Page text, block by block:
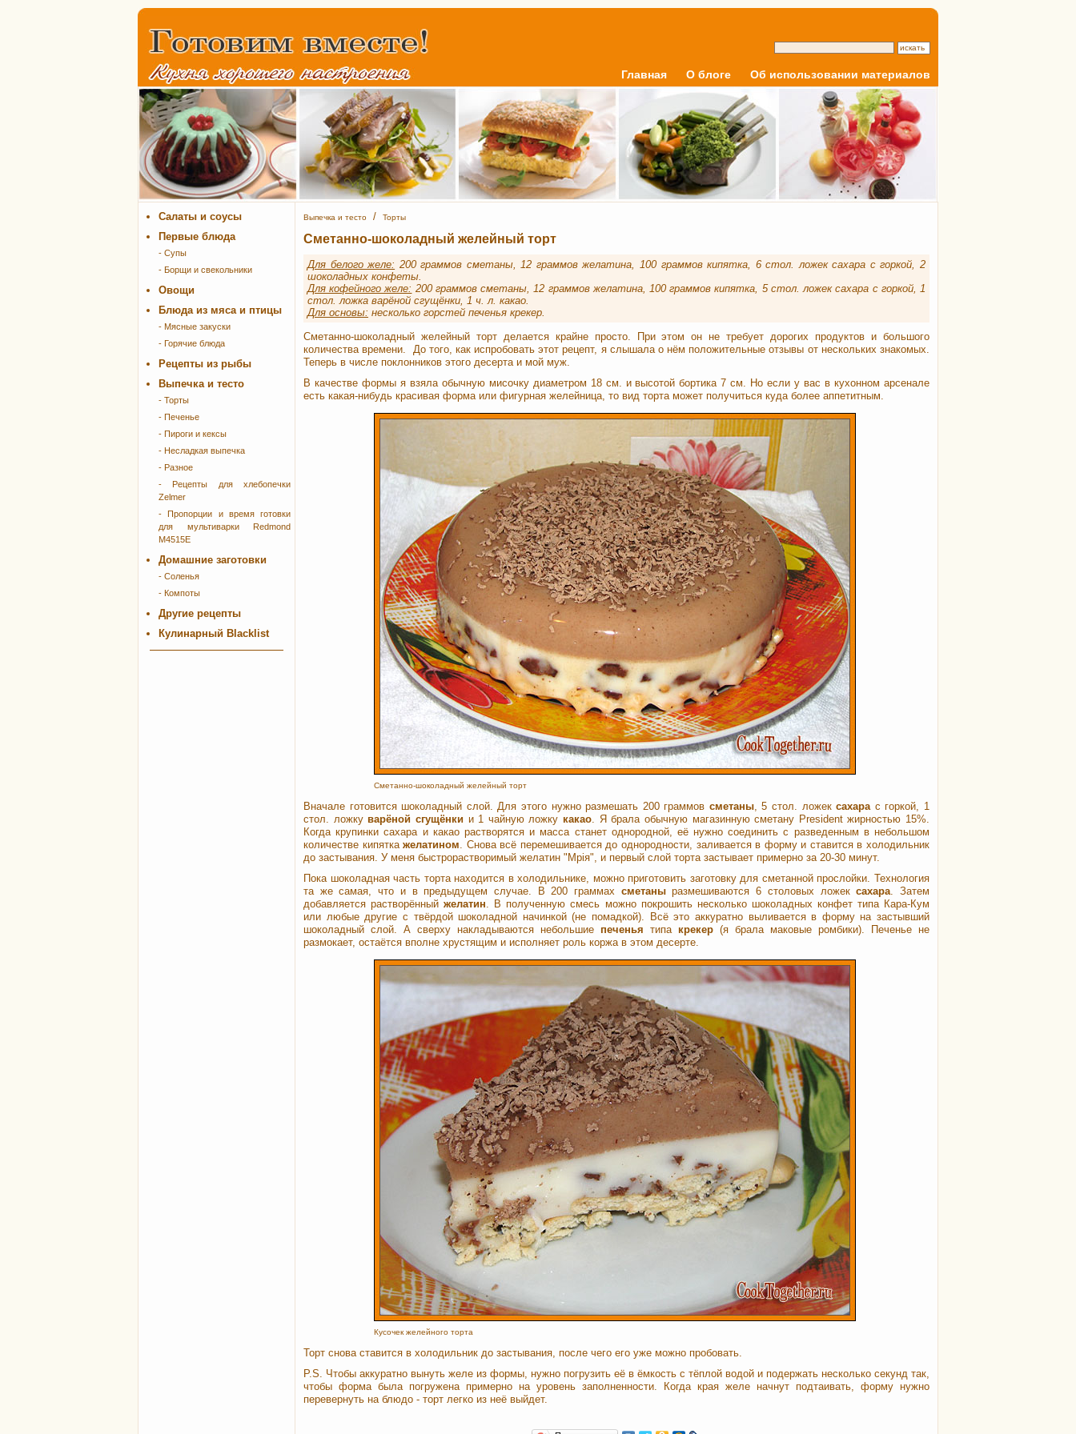
Главная О блоге Об использовании материалов
Салаты и соусы
Первые блюда
- Супы
- Борщи и свекольники
Овощи
Блюда из мяса и птицы
- Мясные закуски
- Горячие блюда
Рецепты из рыбы
Выпечка и тесто
- Торты
- Печенье
- Пироги и кексы
- Несладкая выпечка
- Разное
- Рецепты для хлебопечки
Zelmer
- Пропорции и время готовки
для мультиварки Redmond
M4515E
Домашние заготовки
- Соленья
- Компоты
Другие рецепты
Кулинарный Blacklist
Выпечка и тесто / Торты
Сметанно-шоколадный желейный торт
Для белого желе: 200 граммов сметаны, 12 граммов желатина, 100 граммов кипятка, 6 стол. ложек сахара с горкой, 2
шоколадных конфеты.
Для кофейного желе: 200 граммов сметаны, 12 граммов желатина, 100 граммов кипятка, 5 стол. ложек сахара с горкой, 1
стол. ложка варёной сгущёнки, 1 ч. л. какао.
Для основы: несколько горстей печенья крекер.
Сметанно-шоколадный желейный торт делается крайне просто. При этом он не требует дорогих продуктов и большого
количества времени. До того, как испробовать этот рецепт, я слышала о нём положительные отзывы от нескольких знакомых.
Теперь в числе поклонников этого десерта и мой муж.
В качестве формы я взяла обычную мисочку диаметром 18 см. и высотой бортика 7 см. Но если у вас в кухонном арсенале
есть какая-нибудь красивая форма или фигурная желейница, то вид торта может получиться куда более аппетитным.
Сметанно-шоколадный желейный торт
Вначале готовится шоколадный слой. Для этого нужно размешать 200 граммов сметаны, 5 стол. ложексахарас горкой, 1
стол. ложкуварёной сгущёнкии 1 чайную ложку какао. Я брала обычную магазинную сметану President жирностью 15%.
Когда крупинки сахара и какао растворятся и масса станет однородной, её нужно соединить с разведенным в небольшом
количестве кипяткажелатином. Снова всё перемешивается до однородности, заливается в форму и ставится в холодильник
до застывания. У меня быстрорастворимый желатин "Мрiя", и первый слой торта застывает примерно за 20-30 минут.
Пока шоколадная часть торта находится в холодильнике, можно приготовить заготовку для сметанной прослойки. Технология
та же самая, что и в предыдущем случае. В 200 граммах сметаныразмешиваются 6 столовых ложексахара. Затем
добавляется растворённыйжелатин. В полученную смесь можно покрошить несколько шоколадных конфет типа Кара-Кум
или любые другие с твёрдой шоколадной начинкой (не помадкой). Всё это аккуратно выливается в форму на застывший
шоколадный слой. А сверху накладываются небольшие печенья типа крекер (я брала маковые ромбики). Печенье не
размокает, остаётся вполне хрустящим и исполняет роль коржа в этом десерте.
Кусочек желейного торта
Торт снова ставится в холодильник до застывания, после чего его уже можно пробовать.
P.S. Чтобы аккуратно вынуть желе из формы, нужно погрузить её в ёмкость с тёплой водой и подержать несколько секунд так,
чтобы форма была погружена примерно на уровень заполненности. Когда края желе начнут подтаивать, форму нужно
перевернуть на блюдо - торт легко из неё выйдет.